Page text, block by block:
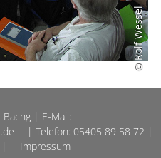
© Rolf Wessel
| E-Mail:
| Telefon: 05405 89 58 72 |
| Impressum